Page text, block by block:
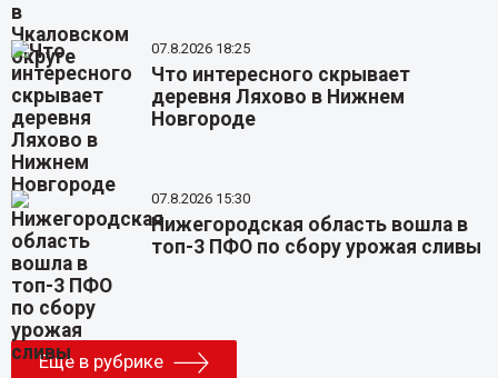
07.8.2026 18:25
Что интересного скрывает
деревня Ляхово в Нижнем
Новгороде
07.8.2026 15:30
Нижегородская область вошла в
топ-3 ПФО по сбору урожая сливы
Еще в рубрике